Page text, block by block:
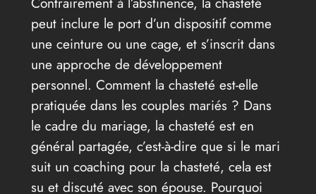
peut inclure le port d’un dispositif comme
une ceinture ou une cage, et s’inscrit dans
une approche de développement
personnel. Comment la chasteté est-elle
pratiquée dans les couples mariés ? Dans
le cadre du mariage, la chasteté est en
général partagée, c’est-à-dire que si le mari
suit un coaching pour la chasteté, cela est
su et discuté avec son épouse. Pourquoi